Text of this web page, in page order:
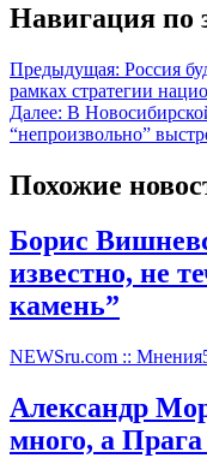
Навигация по
Предыдущая: Россия
рамках стратегии
Далее: В
“непроизвольно”
Похожие
Борис
известно, не
камень”
NEWSru.com :: Мнения
Александр
много, а Прага